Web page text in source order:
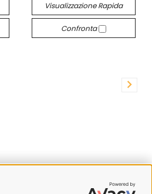
Visualizzazione Rapida
Confronta